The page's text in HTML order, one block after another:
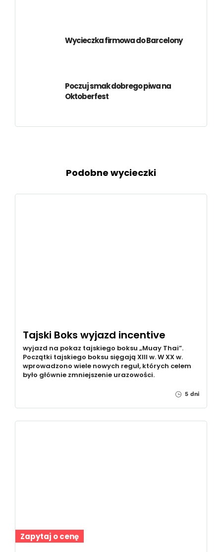
Wycieczka firmowa do Barcelony
Poczuj smak dobrego piwa na
Oktoberfest
Podobne wycieczki
Tajski Boks wyjazd incentive
wyjazd na pokaz tajskiego boksu „Muay Thai”.
Początki tajskiego boksu sięgają XIII w. W XX w.
wprowadzono wiele nowych reguł, których celem
było głównie zmniejszenie urazowości.
5 dni
Zapytaj o cenę